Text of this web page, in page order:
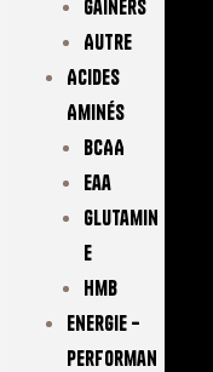
Gainers
Autre
Acides
Aminés
BCAA
Eaa
Glutamin
E
Hmb
Energie –
Performan